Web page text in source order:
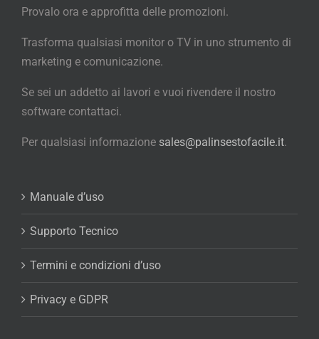
Provalo ora e approfitta delle promozioni.
Trasforma qualsiasi monitor o TV in uno strumento di
marketing e comunicazione.
Se sei un addetto ai lavori e vuoi rivendere il nostro
software contattaci.
Per qualsiasi informazione sales@palinsestofacile.it.
Manuale d’uso
Supporto Tecnico
Termini e condizioni d’uso
Privacy e GDPR